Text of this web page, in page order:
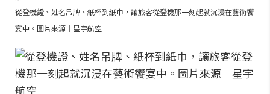
從登機證、姓名吊牌、紙杯到紙巾，讓旅客從登機那一刻起就沉浸在藝術饗
宴中。圖片來源｜星宇航空